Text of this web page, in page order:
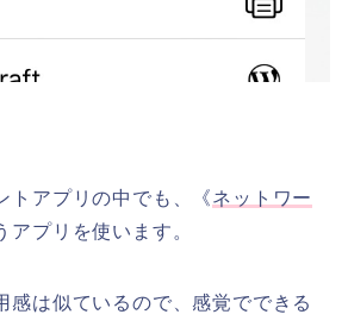
トアプリの中でも、《ネットワー
アプリを使います。
感は似ているので、感覚でできる